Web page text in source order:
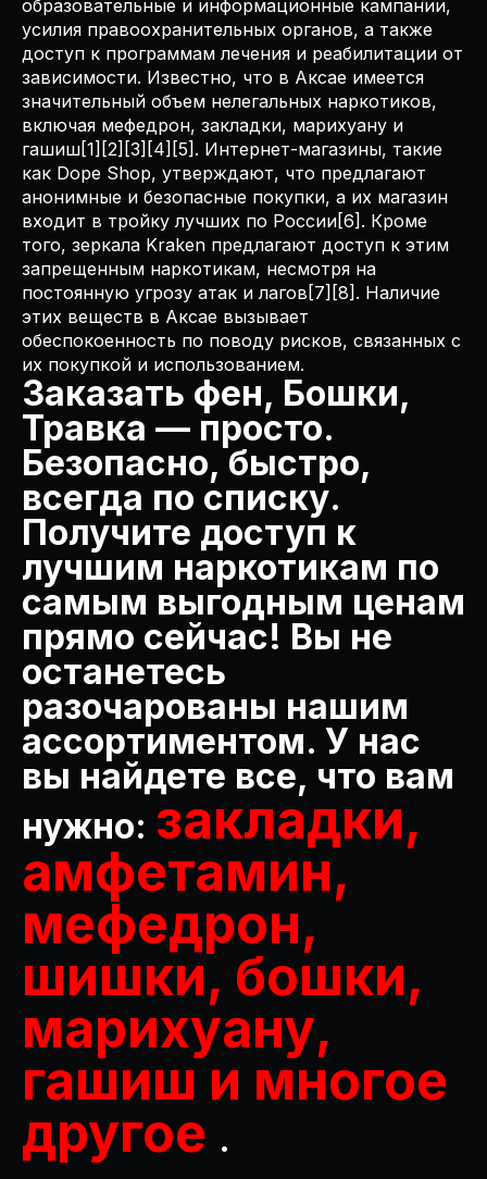
образовательные и информационные кампании,
усилия правоохранительных органов, а также
доступ к программам лечения и реабилитации от
зависимости. Известно, что в Аксае имеется
значительный объем нелегальных наркотиков,
включая мефедрон, закладки, марихуану и
гашиш[1][2][3][4][5]. Интернет-магазины, такие
как Dope Shop, утверждают, что предлагают
анонимные и безопасные покупки, а их магазин
входит в тройку лучших по России[6]. Кроме
того, зеркала Kraken предлагают доступ к этим
запрещенным наркотикам, несмотря на
постоянную угрозу атак и лагов[7][8]. Наличие
этих веществ в Аксае вызывает
обеспокоенность по поводу рисков, связанных с
их покупкой и использованием.
Заказать фен, Бошки,
Травка — просто.
Безопасно, быстро,
всегда по списку.
Получите доступ к
лучшим наркотикам по
самым выгодным ценам
прямо сейчас! Вы не
останетесь
разочарованы нашим
ассортиментом. У нас
вы найдете все, что вам
нужно: закладки,
амфетамин,
мефедрон,
шишки, бошки,
марихуану,
гашиш и многое
другое .